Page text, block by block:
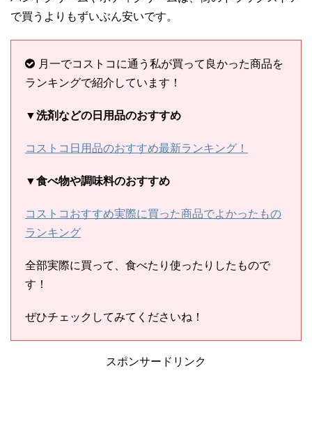
で買うよりもずいぶん安いです。
月一でコストコに通う私が買って良かった商品を
ランキングで紹介しています！
▼洗剤などの日用品のおすすめ
コストコ日用品のおすすめ最新ランキング！
▼食べ物や調味料のおすすめ
コストコおすすめ実際に買った商品でよかったもの
ランキング
全部実際に買って、食べたり使ったりしたもので
す！
ぜひチェックしてみてくださいね！
スポンサードリンク